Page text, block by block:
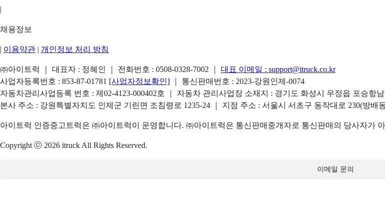
|
채용정보
| 이용약관 | 개인정보 처리 방침
㈜아이트럭 ｜ 대표자 : 정혜인 ｜ 전화번호 : 0508-0328-7002 대표 이메일 : support@itruck.co.kr
사업자등록번호 : 853-87-01781 [사업자정보확인]
｜ 통신판매번호 : 2023-강원인제-0074
자동차관리사업등록 번호 : 제02-4123-000402호 ｜ 자동차 관리사업장 소재지 : 경기도 화성시 우정읍 포승항
본사 주소 : 강원특별자치도 인제군 기린면 조침령로 1235-24 ｜ 지점 주소 : 서울시 서초구 동작대로 230(방배
아이트럭 인증중고트럭은 ㈜아이트럭이 운영합니다. ㈜아이트럭은 통신판매중개자로 통신판매의 당사자가
Copyright ⓒ 2026 itruck All Rights Reserved.
이메일 문의